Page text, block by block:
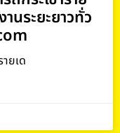
นระยะยาวทั่ว
ยเด